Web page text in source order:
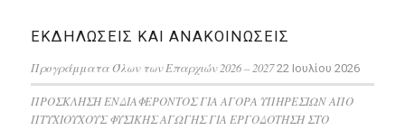
ΕΚΔΗΛΩΣΕΙΣ ΚΑΙ ΑΝΑΚΟΙΝΩΣΕΙΣ
Προγράμματα Όλων των Επαρχιών 2026 – 2027 22 Ιουλίου 2026
ΠΡΟΣΚΛΗΣΗ ΕΝΔΙΑΦΕΡΟΝΤΟΣ ΓΙΑ ΑΓΟΡΑ ΥΠΗΡΕΣΙΩΝ ΑΠΟ
ΠΤΥΧΙΟΥΧΟΥΣ ΦΥΣΙΚΗΣ ΑΓΩΓΗΣ ΓΙΑ ΕΡΓΟΔΟΤΗΣΗ ΣΤΟ